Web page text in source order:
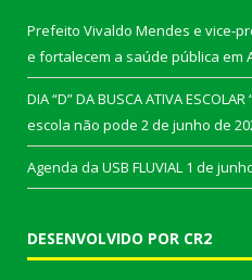
Prefeito Vivaldo Mendes e vice-
e fortalecem a saúde pública em
DIA “D” DA BUSCA ATIVA
escola não pode 2 de junho de
Agenda da USB FLUVIAL 1 de
DESENVOLVIDO POR CR2